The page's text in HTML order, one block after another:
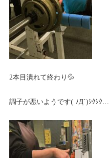
2本目潰れて終わり💦
調子が悪いようです( ﾉД`)ｼｸｼｸ…